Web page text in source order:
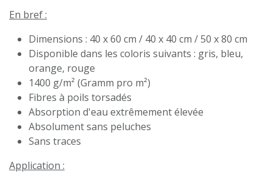
En bref :
Dimensions : 40 x 60 cm / 40 x 40 cm / 50 x 80 cm
Disponible dans les coloris suivants : gris, bleu,
orange, rouge
1400 g/m² (Gramm pro m²)
Fibres à poils torsadés
Absorption d'eau extrêmement élevée
Absolument sans peluches
Sans traces
Application :